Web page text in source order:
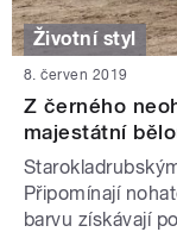
Životní styl
8. červen 2019
Z černého
majestátní
Připomínají
barvu získávají